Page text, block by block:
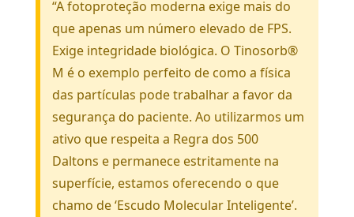
“A fotoproteção moderna exige mais do
que apenas um número elevado de FPS.
Exige integridade biológica. O Tinosorb®
M é o exemplo perfeito de como a física
das partículas pode trabalhar a favor da
segurança do paciente. Ao utilizarmos um
ativo que respeita a Regra dos 500
Daltons e permanece estritamente na
superfície, estamos oferecendo o que
chamo de ‘Escudo Molecular Inteligente’.